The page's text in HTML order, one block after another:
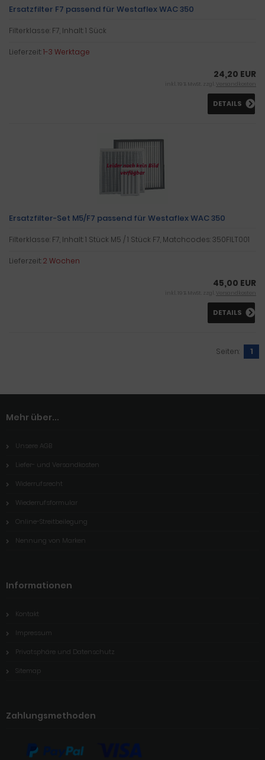
Ersatzfilter F7 passend für Westaflex WAC 350
Filterklasse: F7, Inhalt: 1 Sück
Lieferzeit:1-3 Werktage
24,20 EUR
inkl. 19 % MwSt. zzgl. Versandkosten
DETAILS
Ersatzfilter-Set M5/F7 passend für Westaflex WAC 350
Filterklasse: F7, Inhalt: 1 Stück M5 / 1 Stück F7, Matchcodes: 350FILT001
Lieferzeit:2 Wochen
45,00 EUR
inkl. 19 % MwSt. zzgl. Versandkosten
DETAILS
Seiten: 1
Mehr über...
Unsere AGB
Liefer- und Versandkosten
Widerrufsrecht
Wiederrufsformular
Online-Streitbeilegung
Nennung von Marken
Informationen
Kontakt
Impressum
Privatsphäre und Datenschutz
Sitemap
Zahlungsmethoden